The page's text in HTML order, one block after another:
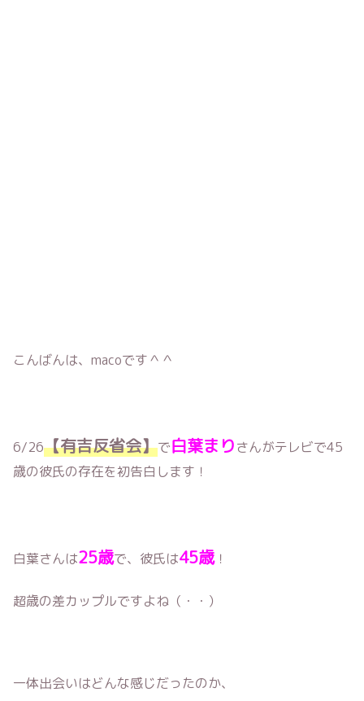
こんばんは、macoです＾＾
6/26【有吉反省会】で白葉まりさんがテレビで45
歳の彼氏の存在を初告白します！
白葉さんは25歳で、彼氏は45歳！
超歳の差カップルですよね（・・）
一体出会いはどんな感じだったのか、